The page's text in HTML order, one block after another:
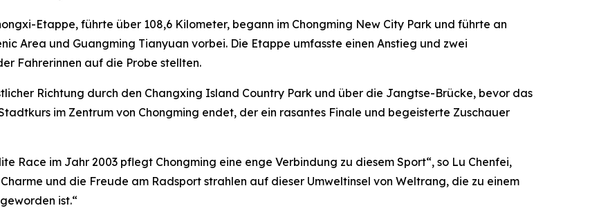
Etappe, führte über 108,6 Kilometer, begann im Chongming New City Park und führte an
Area und Guangming Tianyuan vorbei. Die Etappe umfasste einen Anstieg und zwei
Fahrerinnen auf die Probe stellten.
Richtung durch den Changxing Island Country Park und über die Jangtse-Brücke, bevor das
im Zentrum von Chongming endet, der ein rasantes Finale und begeisterte Zuschauer
Race im Jahr 2003 pflegt Chongming eine enge Verbindung zu diesem Sport“, so Lu Chenfei,
und die Freude am Radsport strahlen auf dieser Umweltinsel von Weltrang, die zu einem
ist.“